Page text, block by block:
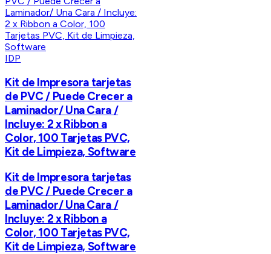
IDP
Kit de Impresora tarjetas
de PVC / Puede Crecer a
Laminador/ Una Cara /
Incluye: 2 x Ribbon a
Color, 100 Tarjetas PVC,
Kit de Limpieza, Software
Kit de Impresora tarjetas
de PVC / Puede Crecer a
Laminador/ Una Cara /
Incluye: 2 x Ribbon a
Color, 100 Tarjetas PVC,
Kit de Limpieza, Software